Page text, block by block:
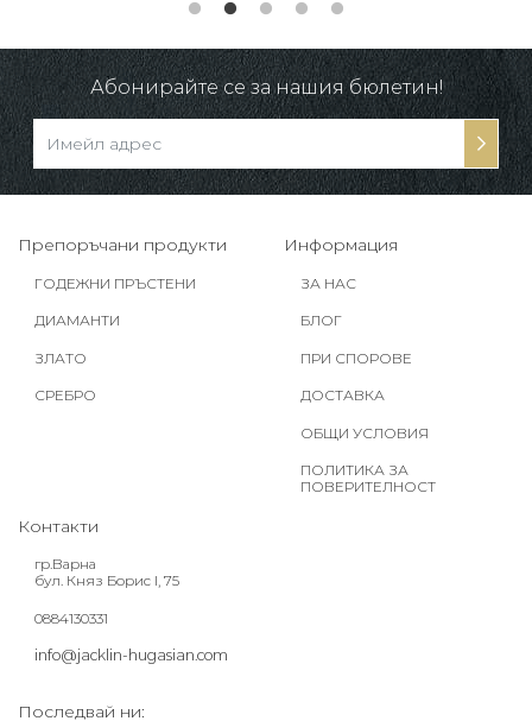
Абонирайте се за нашия бюлетин!
Препоръчани продукти
ГОДЕЖНИ ПРЪСТЕНИ
ДИАМАНТИ
ЗЛАТО
СРЕБРО
Информация
ЗА НАС
БЛОГ
ПРИ СПОРОВЕ
ДОСТАВКА
ОБЩИ УСЛОВИЯ
ПОЛИТИКА ЗА
ПОВЕРИТЕЛНОСТ
Контакти
гр.Варна
бул. Княз Борис I, 75
0884130331
info@jacklin-hugasian.com
Последвай ни: